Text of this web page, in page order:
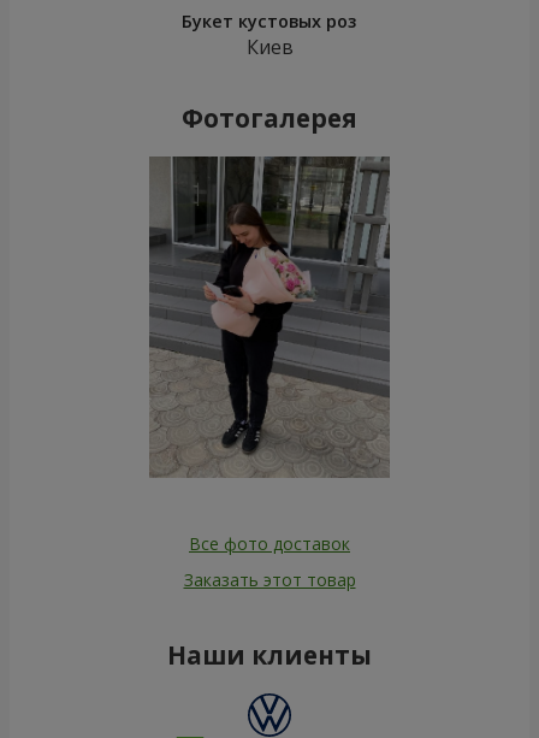
Букет кустовых роз
Киев
Фотогалерея
Все фото доставок
Заказать этот товар
Наши клиенты